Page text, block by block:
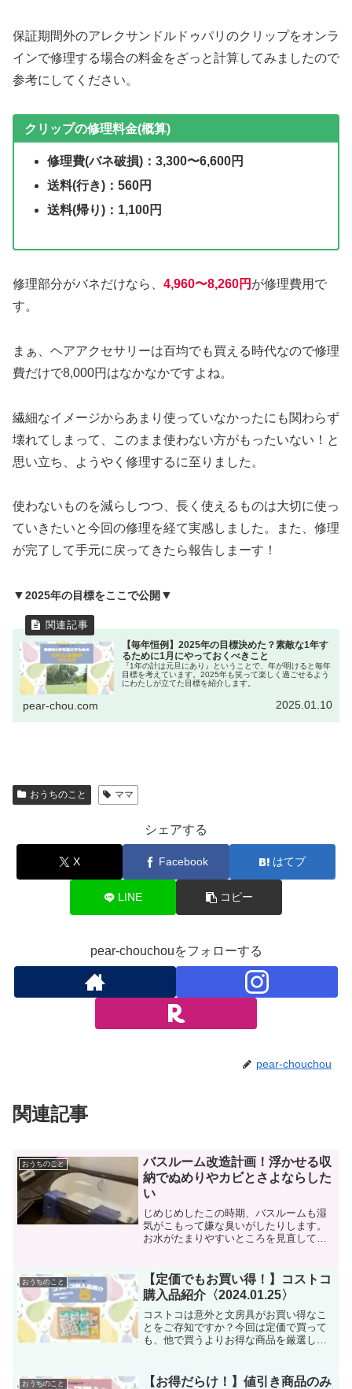
保証期間外のアレクサンドルドゥパリのクリップをオンラ
インで修理する場合の料金をざっと計算してみましたので
参考にしてください。
クリップの修理料金(概算)
修理費(バネ破損)：3,300〜6,600円
送料(行き)：560円
送料(帰り)：1,100円
修理部分がバネだけなら、 4,960〜8,260円 が修理費用で
す。
まぁ、ヘアアクセサリーは百均でも買える時代なので修理
費だけで8,000円はなかなかですよね。
繊細なイメージからあまり使っていなかったにも関わらず
壊れてしまって、このまま使わない方がもったいない！と
思い立ち、ようやく修理するに至りました。
使わないものを減らしつつ、長く使えるものは大切に使っ
ていきたいと今回の修理を経て実感しました。また、修理
が完了して手元に戻ってきたら報告しまーす！
▼2025年の目標をここで公開 ▼
【毎年恒例】2025年の目標決めた？素敵な1年す
るために1月にやっておくべきこと
『1年の計は元旦にあり』ということで、年が明けると毎年
目標を考えています。2025年も笑って楽しく過ごせるよう
にわたしが立てた目標を紹介します。
pear-chou.com 2025.01.10
おうちのこと ママ
シェアする
X Facebook はてブ
LINE コピー
pear-chouchouをフォローする
pear-chouchou
関連記事
おうちのこと
バスルーム改造計画！浮かせる収
納でぬめりやカビとさよならした
い
じめじめしたこの時期、バスルームも湿
気がこもって嫌な臭いがしたりします。
お水がたまりやすいところを見直して浮
おうちのこと
【定価でもお買い得！】コストコ
購入品紹介〈2024.01.25〉
コストコは意外と文房具がお買い得なこ
とをご存知ですか？今回は定価で買って
も、他で買うよりお得な商品を厳選して
ーへGO！
おうちのこと
【お得だらけ！】値引き商品のみ